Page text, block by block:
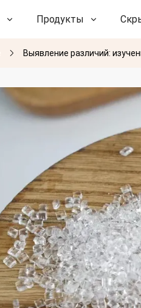
Продукты
Выявление различий: